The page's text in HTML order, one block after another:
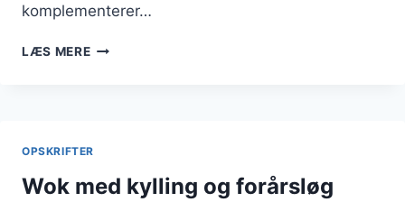
komplementerer…
LÆS MEREWOK
RETTER
OPSKRIFTER
Wok med kylling og forårsløg